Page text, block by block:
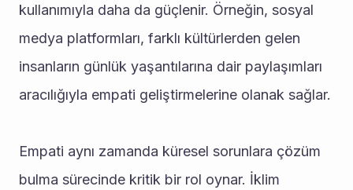
kullanımıyla daha da güçlenir. Örneğin, sosyal
medya platformları, farklı kültürlerden gelen
insanların günlük yaşantılarına dair paylaşımları
aracılığıyla empati geliştirmelerine olanak sağlar.
Empati aynı zamanda küresel sorunlara çözüm
bulma sürecinde kritik bir rol oynar. İklim